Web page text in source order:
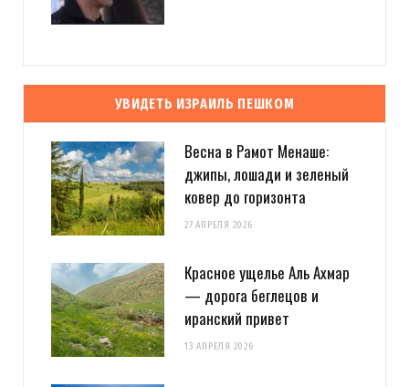
УВИДЕТЬ ИЗРАИЛЬ ПЕШКОМ
Весна в Рамот Менаше:
джипы, лошади и зеленый
ковер до горизонта
27 АПРЕЛЯ 2026
Красное ущелье Аль Ахмар
— дорога беглецов и
иранский привет
13 АПРЕЛЯ 2026